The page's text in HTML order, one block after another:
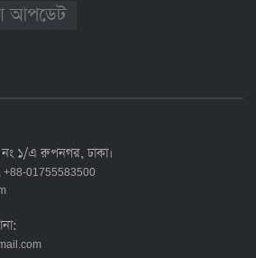
আপডেট
নং ১/এ রুপনগর, ঢাকা।
+88-01755583500